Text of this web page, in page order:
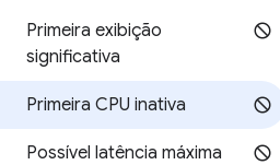
Primeira exibição
significativa
Primeira CPU inativa
Possível latência máxima